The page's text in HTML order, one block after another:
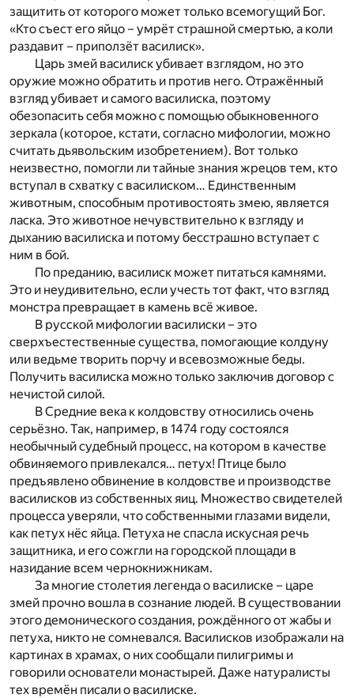
защитить от которого может только всемогущий Бог.
«Кто съест его яйцо – умрёт страшной смертью, а коли
раздавит – приползёт василиск».
Царь змей василиск убивает взглядом, но это
оружие можно обратить и против него. Отражённый
взгляд убивает и самого василиска, поэтому
обезопасить себя можно с помощью обыкновенного
зеркала (которое, кстати, согласно мифологии, можно
считать дьявольским изобретением). Вот только
неизвестно, помогли ли тайные знания жрецов тем, кто
вступал в схватку с василиском… Единственным
животным, способным противостоять змею, является
ласка. Это животное нечувствительно к взгляду и
дыханию василиска и потому бесстрашно вступает с
ним в бой.
По преданию, василиск может питаться камнями.
Это и неудивительно, если учесть тот факт, что взгляд
монстра превращает в камень всё живое.
В русской мифологии василиски – это
сверхъестественные существа, помогающие колдуну
или ведьме творить порчу и всевозможные беды.
Получить василиска можно только заключив договор с
нечистой силой.
В Средние века к колдовству относились очень
серьёзно. Так, например, в 1474 году состоялся
необычный судебный процесс, на котором в качестве
обвиняемого привлекался… петух! Птице было
предъявлено обвинение в колдовстве и производстве
василисков из собственных яиц. Множество свидетелей
процесса уверяли, что собственными глазами видели,
как петух нёс яйца. Петуха не спасла искусная речь
защитника, и его сожгли на городской площади в
назидание всем чернокнижникам.
За многие столетия легенда о василиске – царе
змей прочно вошла в сознание людей. В существовании
этого демонического создания, рождённого от жабы и
петуха, никто не сомневался. Василисков изображали на
картинах в храмах, о них сообщали пилигримы и
говорили основатели монастырей. Даже натуралисты
тех времён писали о василиске.